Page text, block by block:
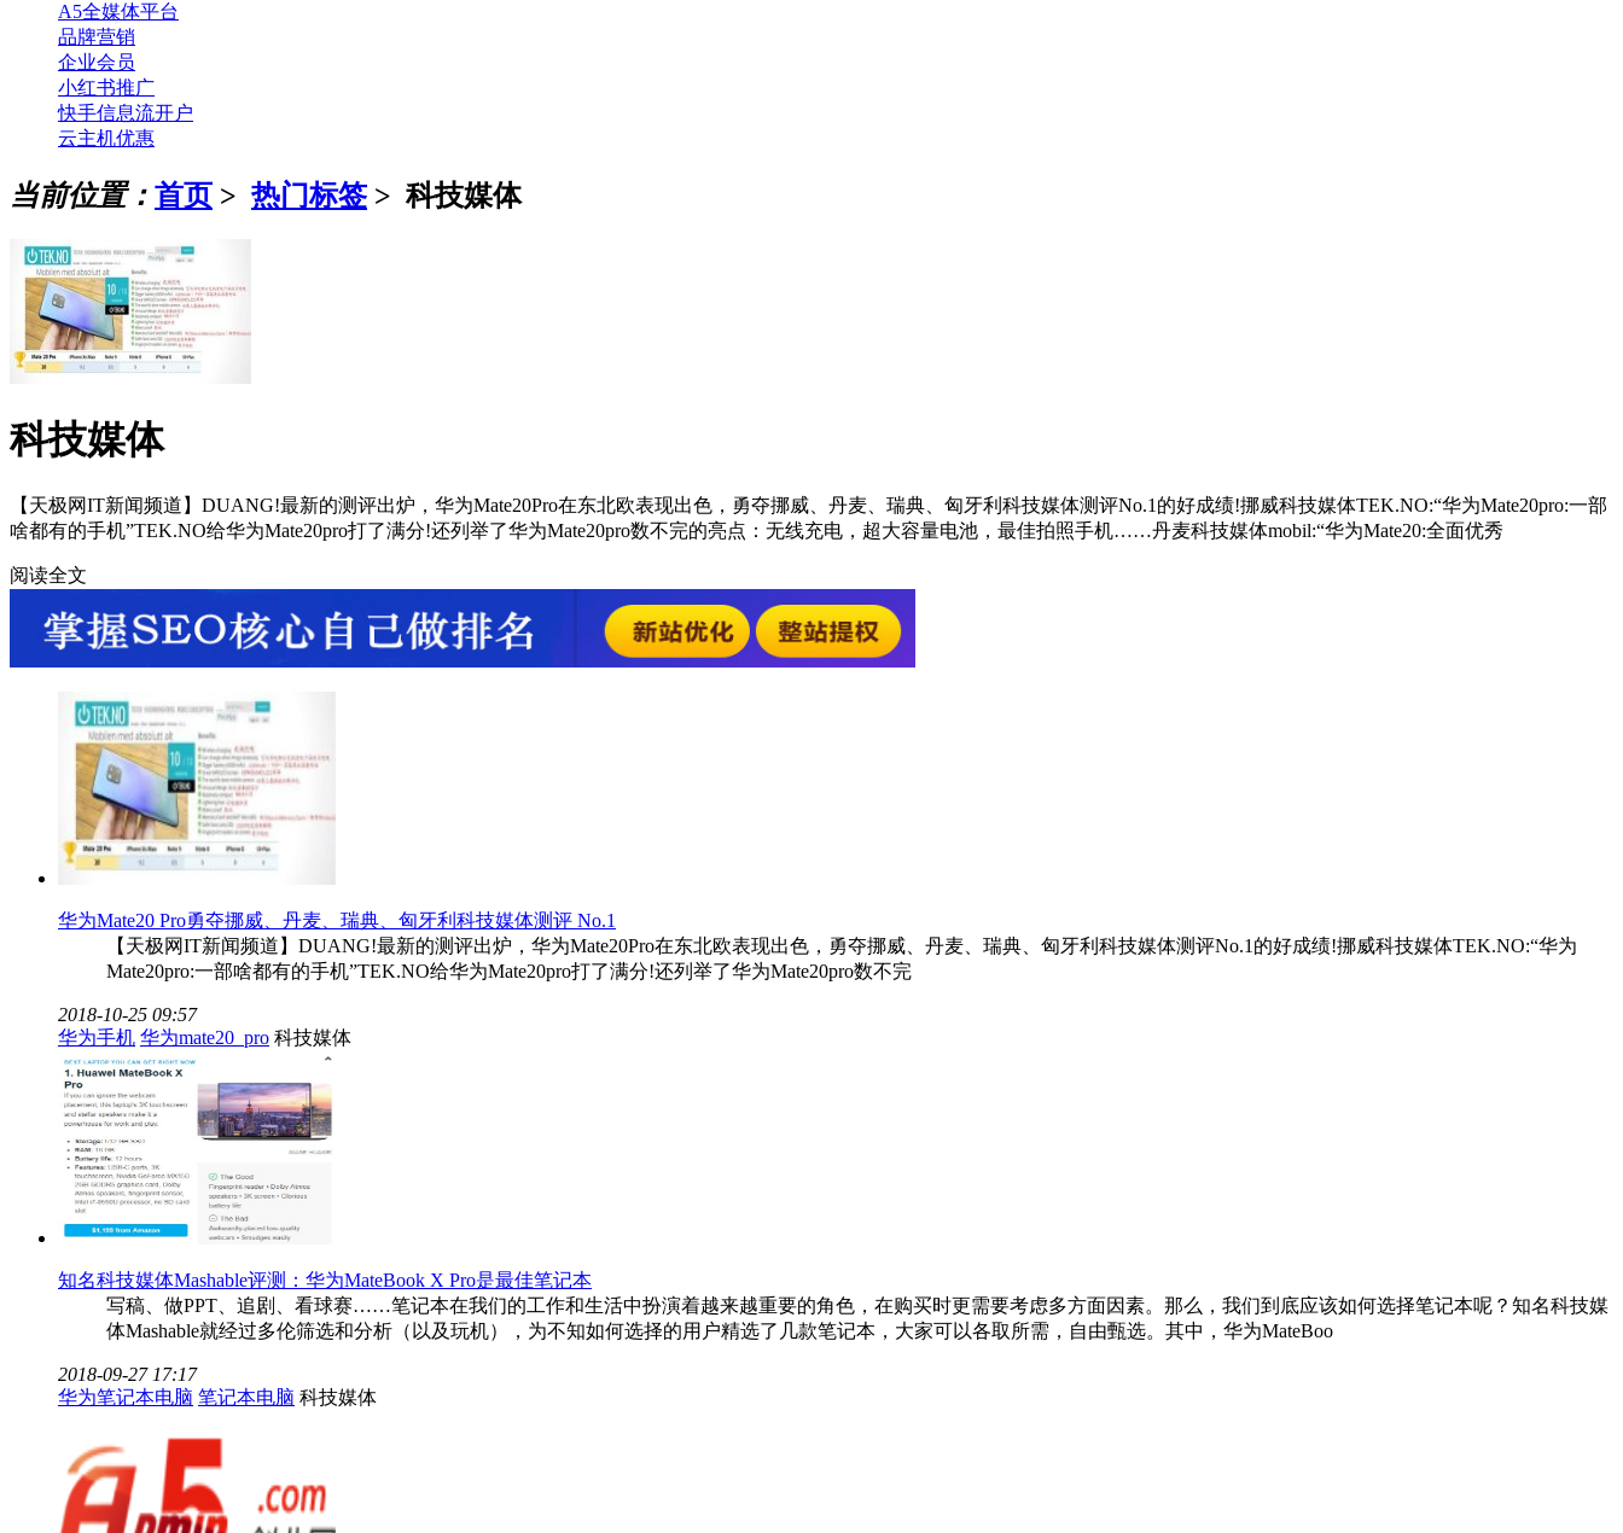
A5全媒体平台
品牌营销
企业会员
小红书推广
快手信息流开户
云主机优惠
当前位置： 首页 > 热门标签 > 科技媒体
科技媒体
【天极网IT新闻频道】DUANG!最新的测评出炉，华为Mate20Pro在东北欧表现出色，勇夺挪威、丹麦、瑞典、匈牙利科技媒体测评No.1的好成绩!挪威科技媒体TEK.NO:“华为Mate20pro:一部
啥都有的手机”TEK.NO给华为Mate20pro打了满分!还列举了华为Mate20pro数不完的亮点：无线充电，超大容量电池，最佳拍照手机……丹麦科技媒体mobil:“华为Mate20:全面优秀
阅读全文
华为Mate20 Pro勇夺挪威、丹麦、瑞典、匈牙利科技媒体测评 No.1
【天极网IT新闻频道】DUANG!最新的测评出炉，华为Mate20Pro在东北欧表现出色，勇夺挪威、丹麦、瑞典、匈牙利科技媒体测评No.1的好成绩!挪威科技媒体TEK.NO:“华为
Mate20pro:一部啥都有的手机”TEK.NO给华为Mate20pro打了满分!还列举了华为Mate20pro数不完
2018-10-25 09:57
华为手机 华为mate20_pro 科技媒体
知名科技媒体Mashable评测：华为MateBook X Pro是最佳笔记本
写稿、做PPT、追剧、看球赛……笔记本在我们的工作和生活中扮演着越来越重要的角色，在购买时更需要考虑多方面因素。那么，我们到底应该如何选择笔记本呢？知名科技媒
体Mashable就经过多伦筛选和分析（以及玩机），为不知如何选择的用户精选了几款笔记本，大家可以各取所需，自由甄选。其中，华为MateBoo
2018-09-27 17:17
华为笔记本电脑 笔记本电脑 科技媒体